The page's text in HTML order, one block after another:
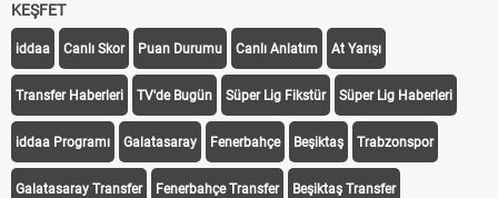
KEŞFET
iddaa Canlı Skor Puan Durumu Canlı Anlatım At Yarışı
Transfer Haberleri TV'de Bugün Süper Lig Fikstür Süper Lig Haberleri
iddaa Programı Galatasaray Fenerbahçe Beşiktaş Trabzonspor
Galatasaray Transfer Fenerbahçe Transfer Beşiktaş Transfer